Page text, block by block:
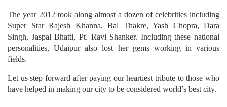
The year 2012 took along almost a dozen of celebrities including
Super Star Rajesh Khanna, Bal Thakre, Yash Chopra, Dara
Singh, Jaspal Bhatti, Pt. Ravi Shanker. Including these national
personalities, Udaipur also lost her gems working in various
fields.
Let us step forward after paying our heartiest tribute to those who
have helped in making our city to be considered world’s best city.